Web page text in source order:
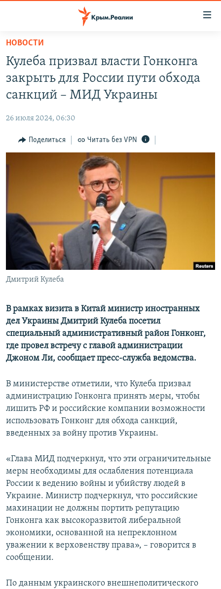
Вернуться
основному
содержанию
Вернутся
главной
Вернутся
поиску
НОВОСТИ
СПЕЦПРОЕКТЫ
11 ЛЕТ ОККУПАЦИИ КРЫМА. 11 ИСТОРИЙ СОПРОТИВЛЕНИЯ
ВОДА
ЕЩЕ
ИНТЕРАКТИВ
ТЕЛЕПРОЕКТ КРЫМ.РЕАЛИИ
СОВЕТЫ ПРАВОЗАЩИТНИКОВ
ПРОПАВШИЕ БЕЗ ВЕСТИ
ПОБЕДИТЕЛЕЙ НЕ СУДЯТ?
КРЫМ.НЕПОКОРЕННЫЙ
ELIFBE
УКРАИНСКАЯ ПРОБЛЕМА КРЫМА
РАДІО СВОБОДА
КАК ОБОЙТИ БЛОКИРОВКУ
ПРИСОЕДИНЯЙТЕСЬ!
НОВОСТИ
Кулеба призвал власти Гонконга
закрыть для России пути обхода
санкций – МИД Украины
26 июля 2024, 06:30
Поделиться Читать без VPN
Дмитрий Кулеба
В рамках визита в Китай министр иностранных
дел Украины Дмитрий Кулеба посетил
специальный административный район Гонконг,
где провел встречу с главой администрации
Джоном Ли, сообщает пресс-служба ведомства.
В министерстве отметили, что Кулеба призвал
администрацию Гонконга принять меры, чтобы
лишить РФ и российские компании возможности
использовать Гонконг для обхода санкций,
введенных за войну против Украины.
«Глава МИД подчеркнул, что эти ограничительные
меры необходимы для ослабления потенциала
России к ведению войны и убийству людей в
Украине. Министр подчеркнул, что российские
махинации не должны портить репутацию
Гонконга как высокоразвитой либеральной
экономики, основанной на непреклонном
уважении к верховенству права», – говорится в
сообщении.
По данным украинского внешнеполитического